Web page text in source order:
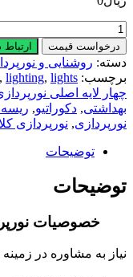
درخواست قیمت ارتباط
روشنایی و
,lighting,lights
لایه اصلی نورپردازی
,دکوراتیو,ریسه LED
,نورپردازی
توضیحات
خصوصیات
به مشاوره در زمینه